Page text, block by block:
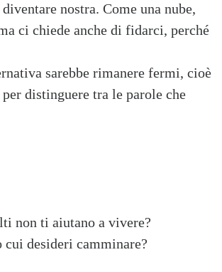
nostra. Come una nube,
ci chiede anche di fidarci, perché
sarebbe rimanere fermi, cioè
distinguere tra le parole che
non ti aiutano a vivere?
cui desideri camminare?